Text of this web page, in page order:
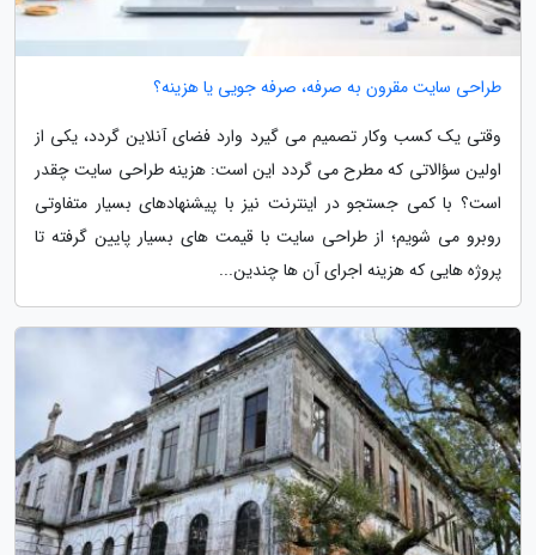
طراحی سایت مقرون به صرفه، صرفه جویی یا هزینه؟
وقتی یک کسب وکار تصمیم می گیرد وارد فضای آنلاین گردد، یکی از
اولین سؤالاتی که مطرح می گردد این است: هزینه طراحی سایت چقدر
است؟ با کمی جستجو در اینترنت نیز با پیشنهادهای بسیار متفاوتی
روبرو می شویم؛ از طراحی سایت با قیمت های بسیار پایین گرفته تا
پروژه هایی که هزینه اجرای آن ها چندین...